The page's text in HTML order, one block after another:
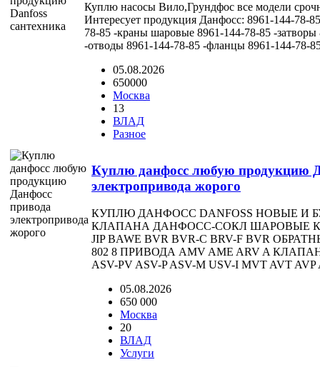
Куплю насосы Вило,Грундфос все модели
Интересует продукция Данфосс: 8961-144-78-
78-85 -краны шаровые 8961-144-78-85 -затворы
-отводы 8961-144-78-85 -фланцы 8961-144-78-
05.08.2026
650000
Москва
13
ВЛАД
Разное
Куплю данфосс любую продукцию
электропривода жорого
КУПЛЮ ДАНФОСС DANFOSS НОВЫЕ И БУ
КЛАПАНА ДАНФОСС-СОКЛ ШАРОВЫЕ
JIP BAWE BVR BVR-C BRV-F BVR
802 8 ПРИВОДА AMV AME ARV A
ASV-PV ASV-P ASV-M USV-I MVT AVT AVP
05.08.2026
650 000
Москва
20
ВЛАД
Услуги